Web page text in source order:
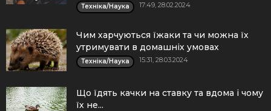
Техніка/Наука 17:49, 28.02.2024
Чим харчуються їжаки та чи можна їх
утримувати в домашніх умовах
Техніка/Наука 15:31, 28.03.2024
Що їдять качки на ставку та вдома і чому
їх не...